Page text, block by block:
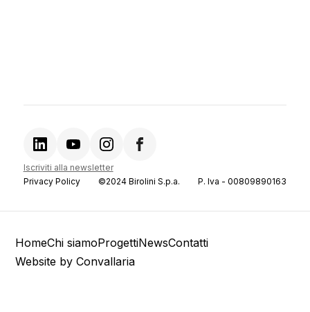
Iscriviti alla newsletter
Privacy Policy
©2024 Birolini S.p.a. P. Iva - 00809890163
Website byConvallaria
HomeChi siamoProgettiNewsContatti